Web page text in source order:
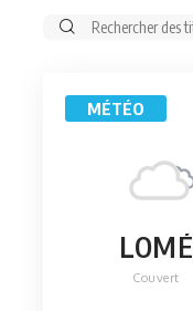
Rechercher:
MÉTÉO
LOMÉ
Couvert